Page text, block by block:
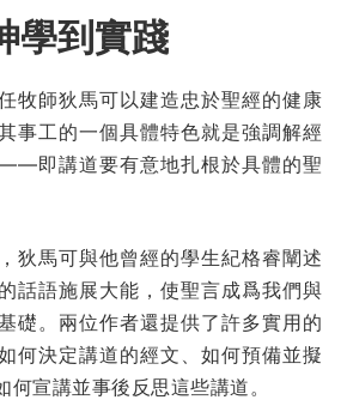
學到實踐
牧師狄馬可以建造忠於聖經的健康
事工的一個具體特色就是強調解經
即講道要有意地扎根於具體的聖
狄馬可與他曾經的學生紀格睿闡述
話語施展大能，使聖言成爲我們與
礎。兩位作者還提供了許多實用的
何決定講道的經文、如何預備並擬
宣講並事後反思這些講道。